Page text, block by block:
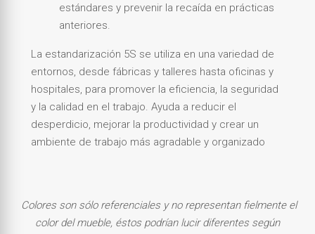
estándares y prevenir la recaída en prácticas
anteriores.
La estandarización 5S se utiliza en una variedad de
entornos, desde fábricas y talleres hasta oficinas y
hospitales, para promover la eficiencia, la seguridad
y la calidad en el trabajo. Ayuda a reducir el
desperdicio, mejorar la productividad y crear un
ambiente de trabajo más agradable y organizado
Colores son sólo referenciales y no representan fielmente el
color del mueble, éstos podrían lucir diferentes según